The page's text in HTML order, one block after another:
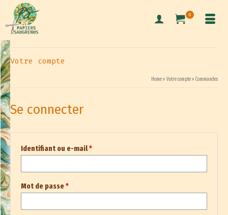
0
Votre compte
Home» Votre compte» Commandes
Se connecter
Identifiant ou e-mail*Obligatoire
Mot de passe*Obligatoire